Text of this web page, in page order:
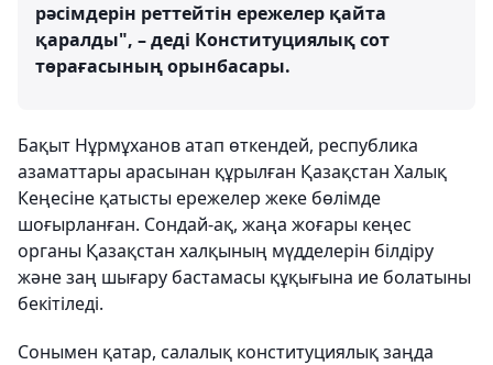
рәсімдерін реттейтін ережелер қайта
қаралды", – деді Конституциялық сот
төрағасының орынбасары.
Бақыт Нұрмұханов атап өткендей, республика
азаматтары арасынан құрылған Қазақстан Халық
Кеңесіне қатысты ережелер жеке бөлімде
шоғырланған. Сондай-ақ, жаңа жоғары кеңес
органы Қазақстан халқының мүдделерін білдіру
және заң шығару бастамасы құқығына ие болатыны
бекітіледі.
Сонымен қатар, салалық конституциялық заңда